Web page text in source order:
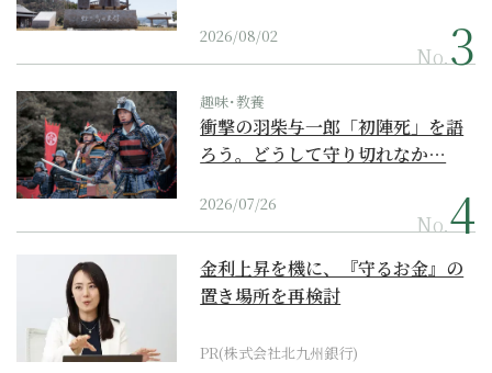
2026/08/02
No.
趣味･教養
衝撃の羽柴与一郎「初陣死」を語
ろう。どうして守り切れなか…
2026/07/26
No.
金利上昇を機に、『守るお金』の
置き場所を再検討
PR(株式会社北九州銀行)